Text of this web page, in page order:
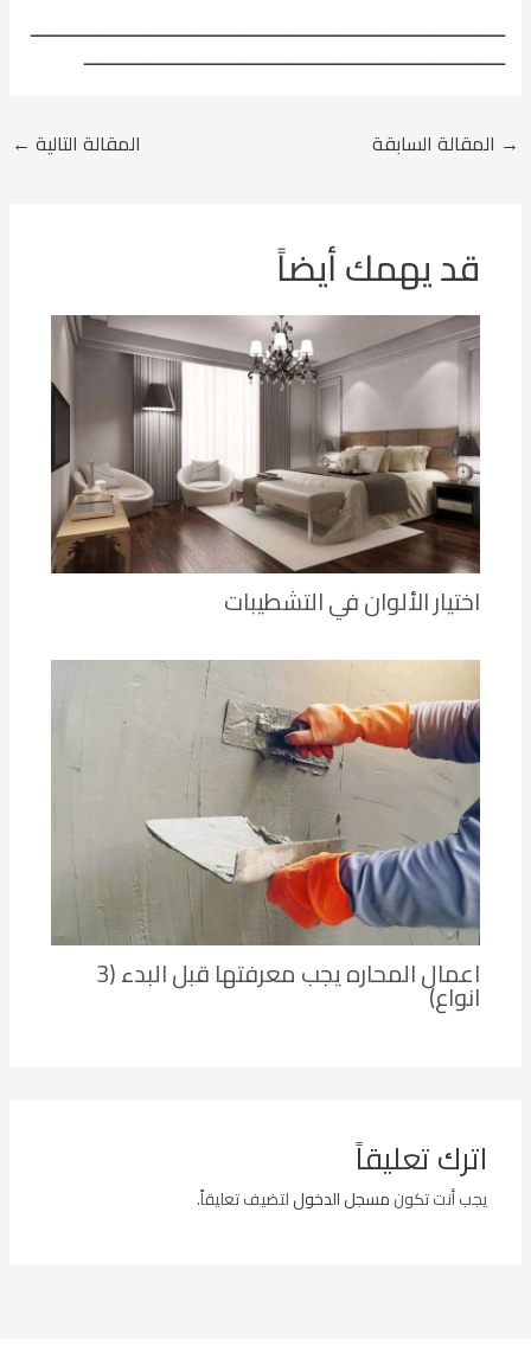
ــــــــــــــــــــــــــــــــــــــــــــــــــــــــــــــــــــــــــــــــ
ـــــــــــــــــــــــــــــــــــــــــــــــــــــــــــــــــــــــ
→ المقالة السابقة المقالة التالية ←
قد يهمك أيضاً
اختيار الألوان في التشطيبات
اعمال المحاره يجب معرفتها قبل البدء (3
انواع)
اترك تعليقاً
يجب أنت تكونمسجل الدخوللتضيف تعليقاً.